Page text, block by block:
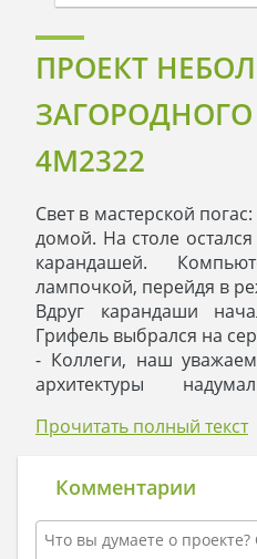
ПРОЕКТ
ЗАГОРОДНОГО
4M2322
Свет в мастерской
домой. На столе
карандашей.
лампочкой, перейдя в
Вдруг карандаши
Грифель выбрался на
- Коллеги, наш
архитектуры
просидел над ним, и
класс!
Карандаши дружно
рисовать проект.
как снег, листу, и
Прочитать полный текст
Комментарии